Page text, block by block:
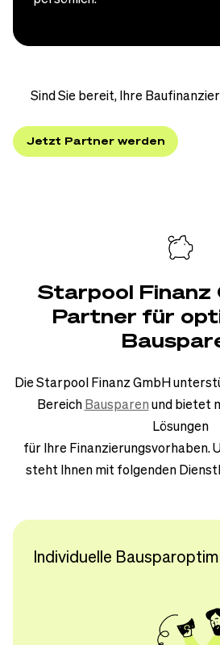
Sind Sie bereit, Ihre
Jetzt Partner werden
Starpool Finanz
Partner für
Die Starpool Finanz GmbH
BereichBausparenund bietet
Lösungen
für Ihre Finanzierungsvorhaben.
steht Ihnen mit folgenden
Individuelle